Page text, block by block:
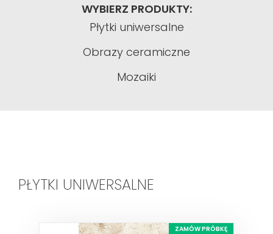
WYBIERZ PRODUKTY:
Płytki uniwersalne
Obrazy ceramiczne
Mozaiki
PŁYTKI UNIWERSALNE
ZAMÓW PRÓBKĘ